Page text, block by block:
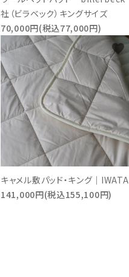
社（ビラベック）キングサイズ
70,000円(税込77,000円)
キャメル敷パッド・キング｜IWATA
141,000円(税込155,100円)
favorite